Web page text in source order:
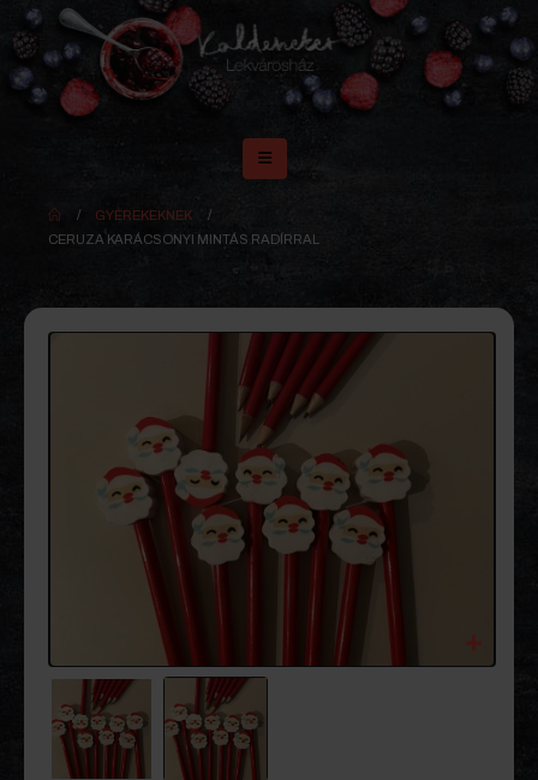
GYEREKEKNEK
CERUZA KARÁCSONYI MINTÁS RADÍRRAL